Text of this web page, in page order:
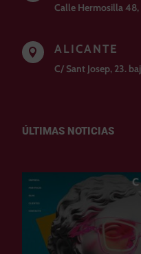
Calle Hermosilla 48,
 ALICANTE
C/ Sant Josep, 23.
ÚLTIMAS NOTICIAS